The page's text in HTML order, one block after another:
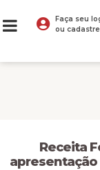
Faça seu
ou
Receita
apresentação